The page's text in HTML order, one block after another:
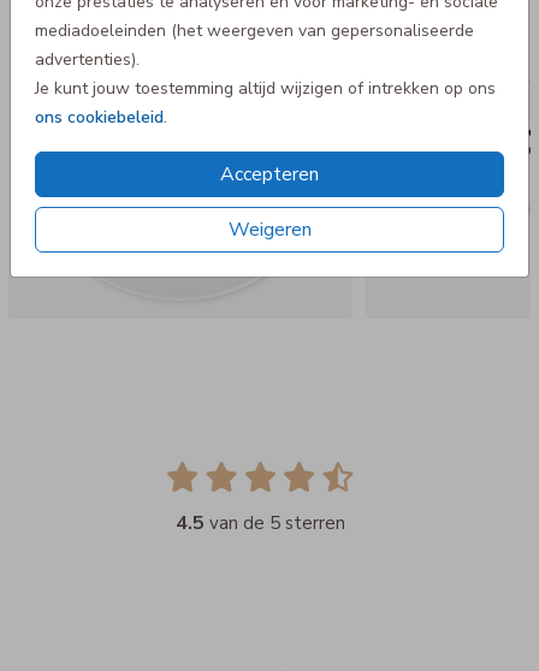
mediadoeleinden (het weergeven van gepersonaliseerde
advertenties).
Je kunt jouw toestemming altijd wijzigen of intrekken op ons
ons cookiebeleid.
Accepteren
Weigeren
4.5 van de 5 sterren